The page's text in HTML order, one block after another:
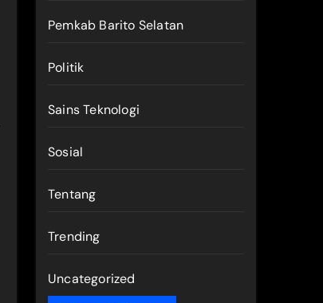
Pemkab Barito Selatan
Politik
Sains Teknologi
Sosial
Tentang
Trending
Uncategorized